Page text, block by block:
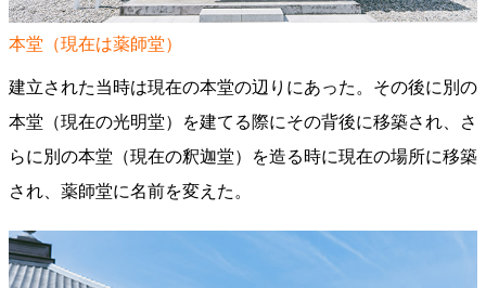
本堂（現在は薬師堂）
建立された当時は現在の本堂の辺りにあった。その後に別の
本堂（現在の光明堂）を建てる際にその背後に移築され、さ
らに別の本堂（現在の釈迦堂）を造る時に現在の場所に移築
され、薬師堂に名前を変えた。